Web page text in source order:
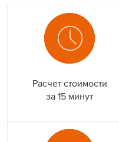
Расчет стоимости
за 15 минут